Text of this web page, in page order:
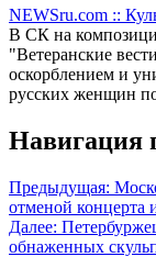
NEWSru.com ::
В СК на
"Ветеранские
оскорблением и
русских женщин
Навигация
Предыдущая:
отменой концерта
Далее:
обнаженных